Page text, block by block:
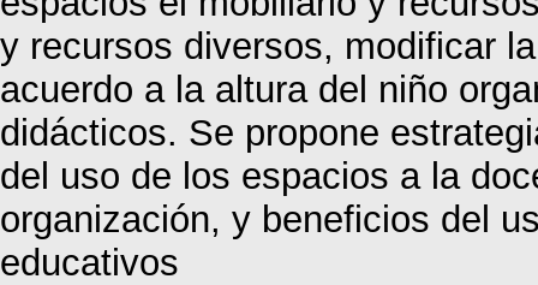
y recursos diversos, modificar
acuerdo a la altura del niño
didácticos. Se propone
del uso de los espacios a la
organización, y beneficios del
educativos